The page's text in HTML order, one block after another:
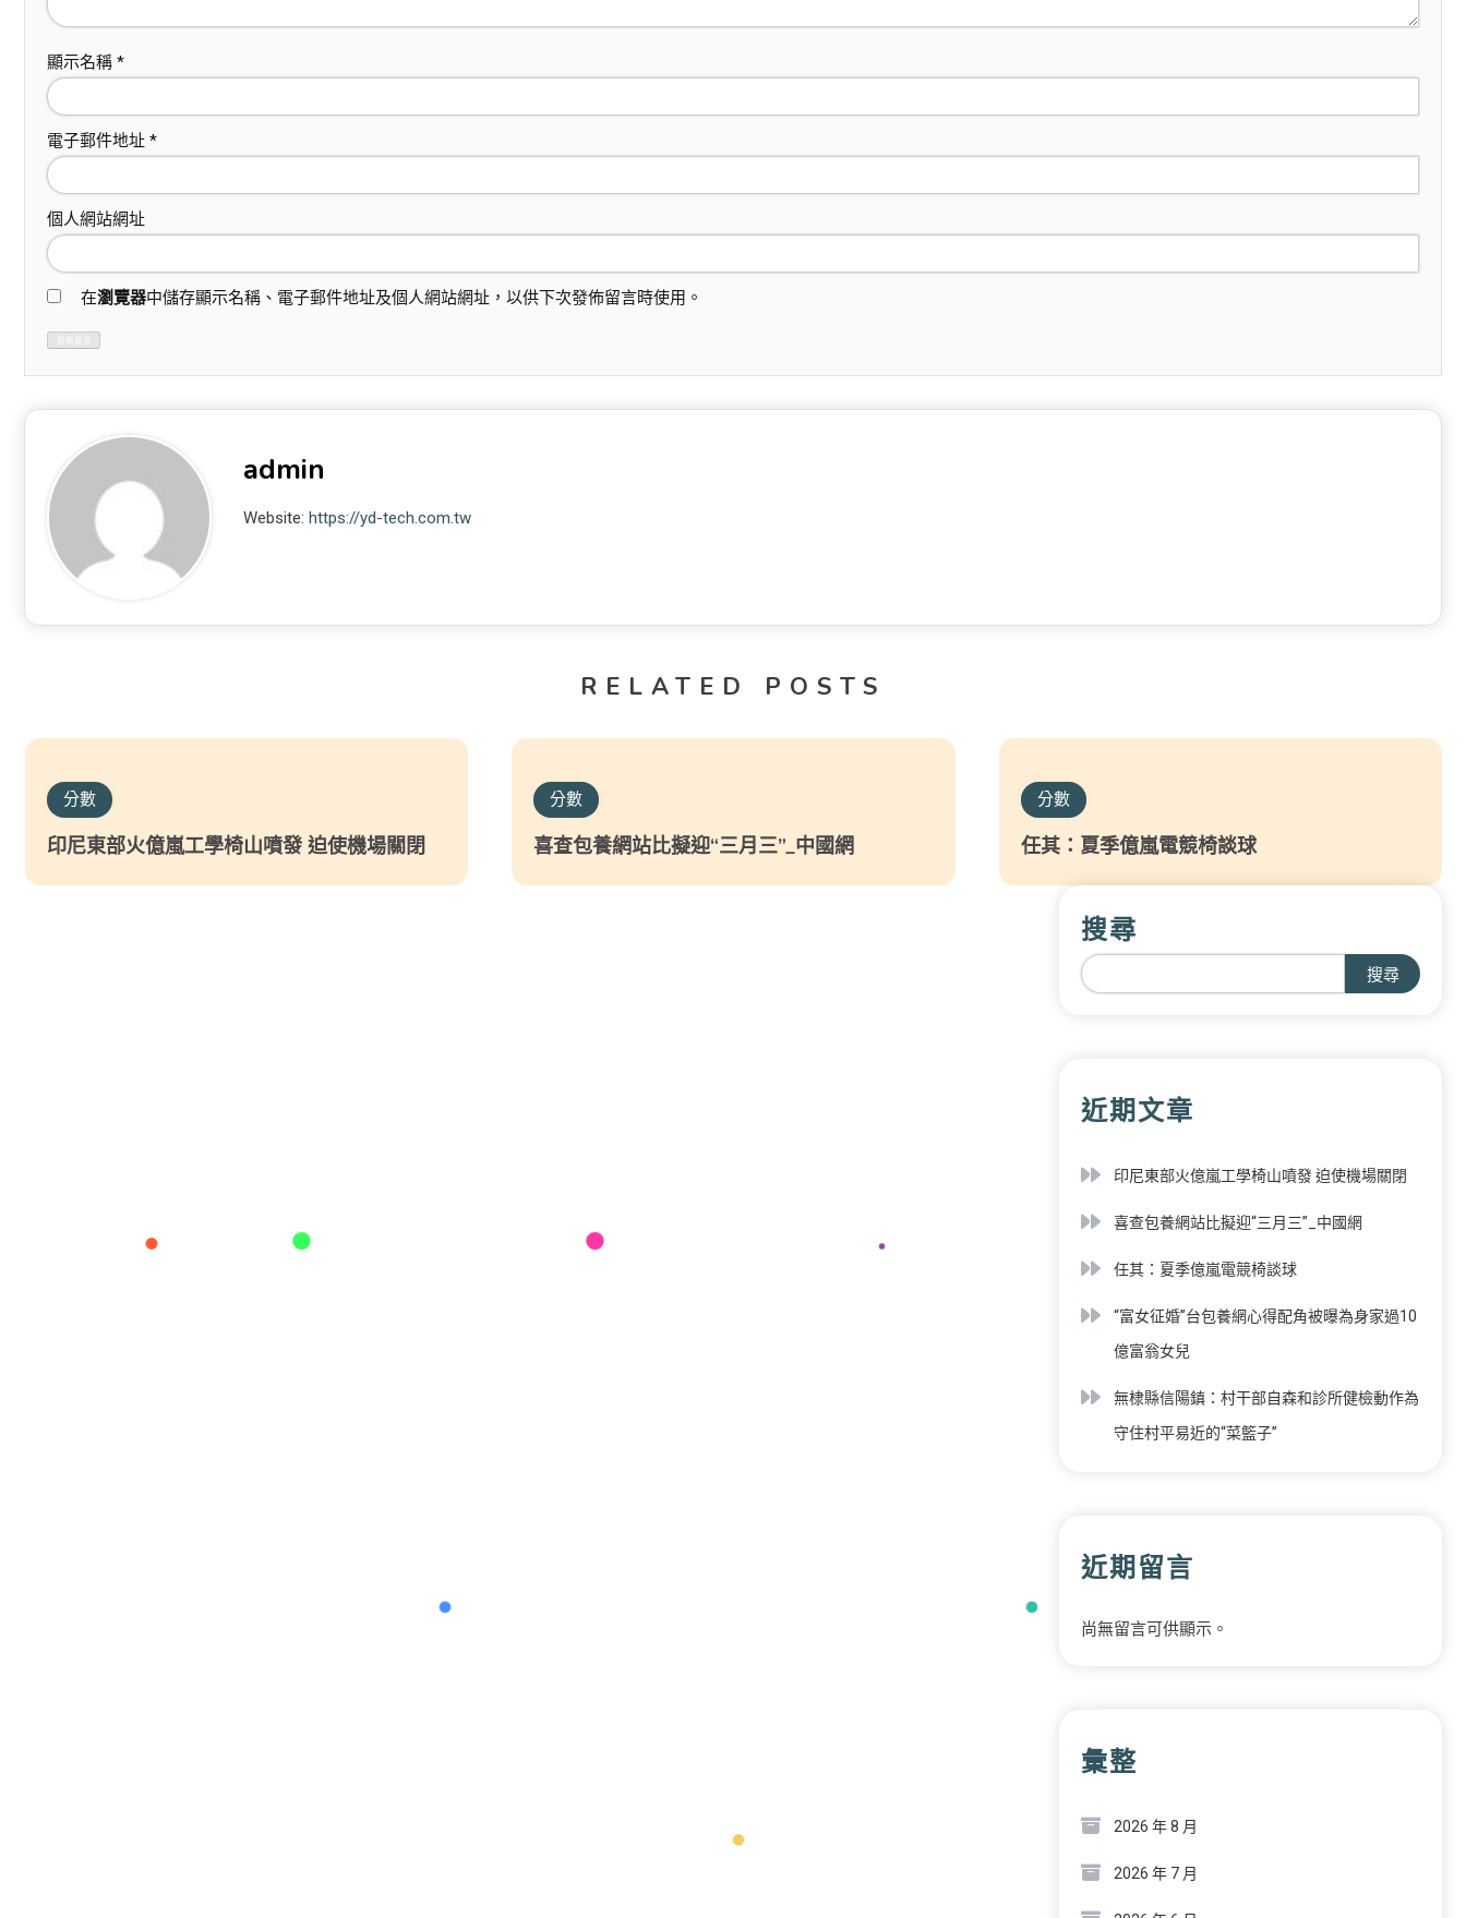
顯示名稱 *
電子郵件地址 *
個人網站網址
在瀏覽器中儲存顯示名稱、電子郵件地址及個人網站網址，以供下次發佈留言時使用。
admin
Website:https://yd-tech.com.tw
RELATED POSTS
分數
印尼東部火億嵐工學椅山噴發 迫使機場關閉
分數
喜查包養網站比擬迎“三月三”_中國網
分數
任其：夏季億嵐電競椅談球
搜尋
搜尋
近期文章
印尼東部火億嵐工學椅山噴發 迫使機場關閉
喜查包養網站比擬迎“三月三”_中國網
任其：夏季億嵐電競椅談球
“富女征婚”台包養網心得配角被曝為身家過10
億富翁女兒
無棣縣信陽鎮：村干部自森和診所健檢動作為
守住村平易近的“菜籃子”
近期留言
尚無留言可供顯示。
彙整
2026 年 8 月
2026 年 7 月